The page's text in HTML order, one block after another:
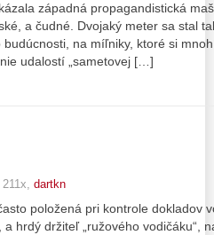
západná propagandistická
a čudné. Dvojaký meter sa stal
na míľniky, ktoré si
udalostí „sametovej […]
dartkn
položená pri kontrole dokladov
hrdý držiteľ „ružového vodičáku“,